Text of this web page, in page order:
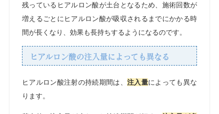
残っているヒアルロン酸が土台となるため、施術回数が
増えるごとにヒアルロン酸が吸収されるまでにかかる時
間が長くなり、効果も長持ちするようになるのです。
ヒアルロン酸の注入量によっても異なる
ヒアルロン酸注射の持続期間は、 注入量によっても異な
ります。